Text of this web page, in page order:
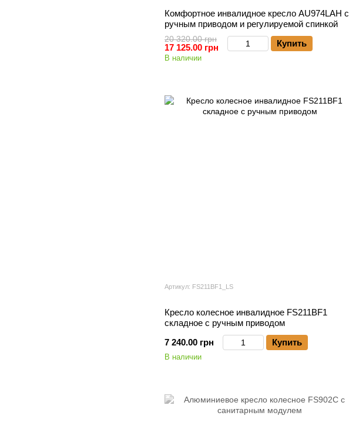
Комфортное инвалидное кресло AU974LAH с
ручным приводом и регулируемой спинкой
20 320.00 грн
17 125.00 грн Купить
В наличии
Артикул: FS211BF1_LS
Кресло колесное инвалидное FS211BF1
складное с ручным приводом
7 240.00 грн
Купить
В наличии